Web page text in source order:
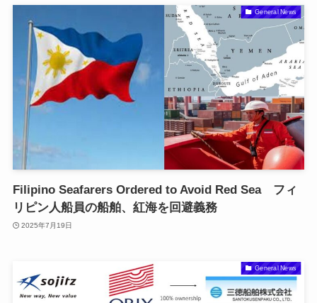
General News
Filipino Seafarers Ordered to Avoid Red Sea フィ
リピン人船員の船舶、紅海を回避義務
2025年7月19日
General News